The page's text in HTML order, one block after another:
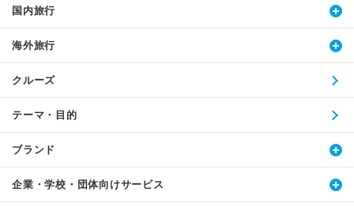
国内旅行
海外旅行
クルーズ
テーマ・目的
ブランド
企業・学校・団体向けサービス